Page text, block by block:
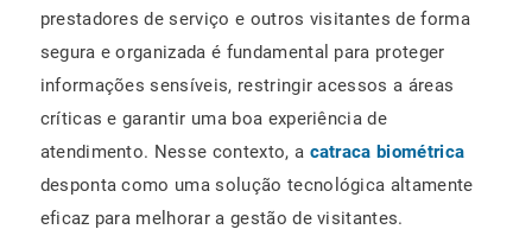
prestadores de serviço e outros visitantes de forma
segura e organizada é fundamental para proteger
informações sensíveis, restringir acessos a áreas
críticas e garantir uma boa experiência de
atendimento. Nesse contexto, a catraca biométrica
desponta como uma solução tecnológica altamente
eficaz para melhorar a gestão de visitantes.